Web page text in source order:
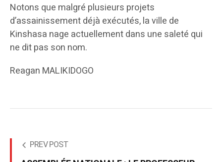
Notons que malgré plusieurs projets
d’assainissement déjà exécutés, la ville de
Kinshasa nage actuellement dans une saleté qui
ne dit pas son nom.
Reagan MALIKIDOGO
PREV POST